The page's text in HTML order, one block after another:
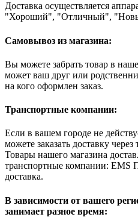
Доставка осуществляется
"Хороший", "Отличный",
Самовывоз из магазина:
Вы можете забрать товар в
может ваш друг или
на кого оформлен заказ.
Транспортные компании:
Если в вашем городе не
можете заказать доставку
Товары нашего магазина
транспортные компании: EMS
доставка.
В зависимости от вашего
занимает разное время: